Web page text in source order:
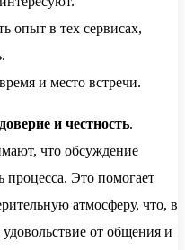
опыт в тех сервисах,
и место встречи.
и честность.
что обсуждение
Это помогает
атмосферу, что, в
от общения и